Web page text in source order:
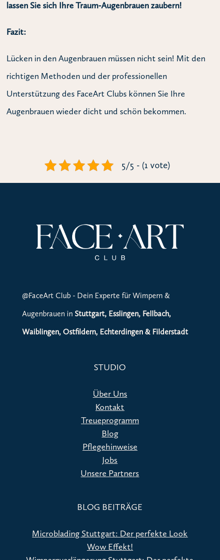
lassen Sie sich Ihre Traum-Augenbrauen zaubern!
Fazit:
Lücken in den Augenbrauen müssen nicht sein! Mit den
richtigen Methoden und der professionellen
Unterstützung des FaceArt Clubs können Sie Ihre
Augenbrauen wieder dicht und schön bekommen.
5/5 - (1 vote)
@FaceArt Club - Dein Experte für Wimpern &
Augenbrauen in Stuttgart, Esslingen, Fellbach,
Waiblingen, Ostfildern, Echterdingen & Filderstadt
STUDIO
Über Uns
Kontakt
Treueprogramm
Blog
Pflegehinweise
Jobs
Unsere Partners
BLOG BEITRÄGE
Microblading Stuttgart: Der perfekte Look
Wow Effekt!